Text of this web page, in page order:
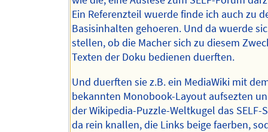
Ein Referenzteil wuerde finde ich auch zu
Basisinhalten gehoeren. Und da wuerde
stellen, ob die Macher sich zu diesem
Texten der Doku bedienen duerften.
Und duerften sie z.B. ein MediaWiki mit
bekannten Monobook-Layout aufsezten
der Wikipedia-Puzzle-Weltkugel das SELF-
da rein knallen, die Links beige faerben,